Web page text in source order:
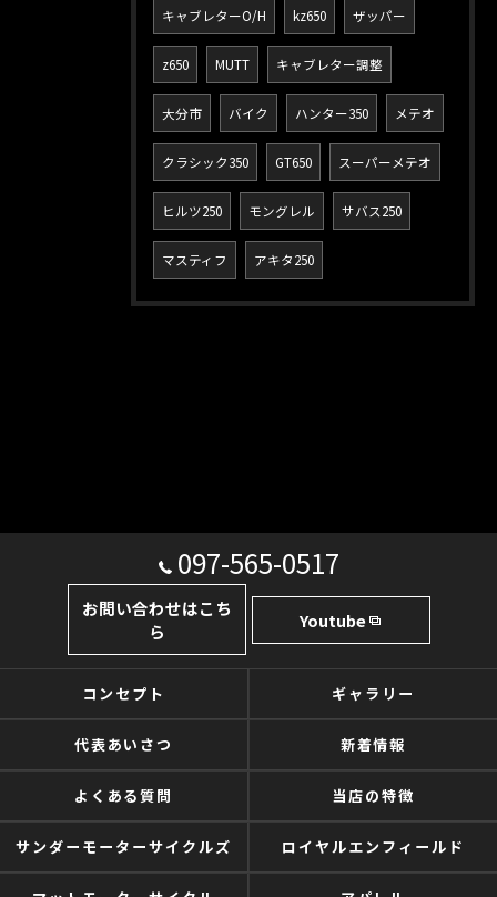
キャブレターO/H kz650 ザッパー
z650 MUTT キャブレター調整
大分市 バイク ハンター350 メテオ
クラシック350 GT650 スーパーメテオ
ヒルツ250 モングレル サバス250
マスティフ アキタ250
097-565-0517
お問い合わせはこち
ら
Youtube
コンセプト ギャラリー
代表あいさつ 新着情報
よくある質問 当店の特徴
サンダーモーターサイクルズ ロイヤルエンフィールド